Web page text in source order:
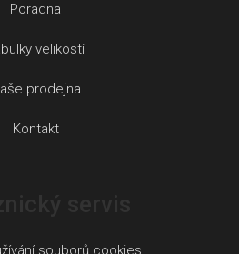
Poradna
velikostí
prodejna
Kontakt
souborů cookies